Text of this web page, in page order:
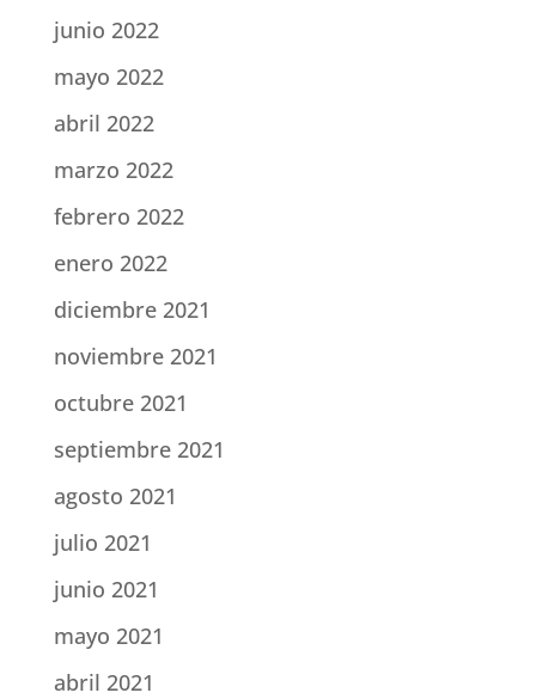
junio 2022
mayo 2022
abril 2022
marzo 2022
febrero 2022
enero 2022
diciembre 2021
noviembre 2021
octubre 2021
septiembre 2021
agosto 2021
julio 2021
junio 2021
mayo 2021
abril 2021